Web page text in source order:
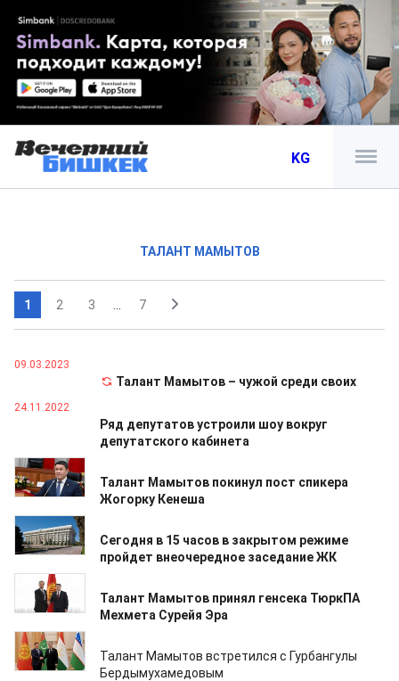
KG
ТАЛАНТ МАМЫТОВ
1 2 3 7
09.03.2023
Талант Мамытов – чужой среди своих
24.11.2022
Ряд депутатов устроили шоу вокруг
депутатского кабинета
05.10.2022
Талант Мамытов покинул пост спикера
Жогорку Кенеша
18.09.2022
Сегодня в 15 часов в закрытом режиме
пройдет внеочередное заседание ЖК
23.06.2022
Талант Мамытов принял генсека ТюркПА
Мехмета Сурейя Эра
13.05.2022
Талант Мамытов встретился с Гурбангулы
Бердымухамедовым